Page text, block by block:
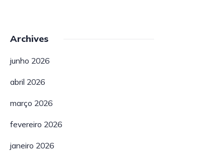
Archives
junho 2026
abril 2026
março 2026
fevereiro 2026
janeiro 2026